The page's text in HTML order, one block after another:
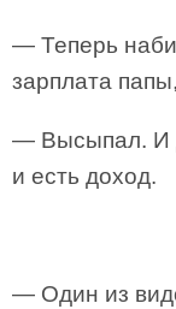
— Теперь
зарплата
— Высыпал. И
и есть доход.
— Один из